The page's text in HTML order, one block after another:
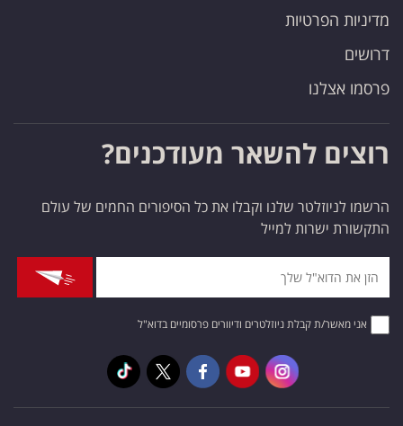
מדיניות הפרטיות
דרושים
פרסמו אצלנו
רוצים להשאר מעודכנים?
הרשמו לניוזלטר שלנו וקבלו את כל הסיפורים החמים של עולם
התקשורת ישרות למייל
אני מאשר/ת קבלת ניוזלטרים ודיוורים פרסומיים בדוא"ל